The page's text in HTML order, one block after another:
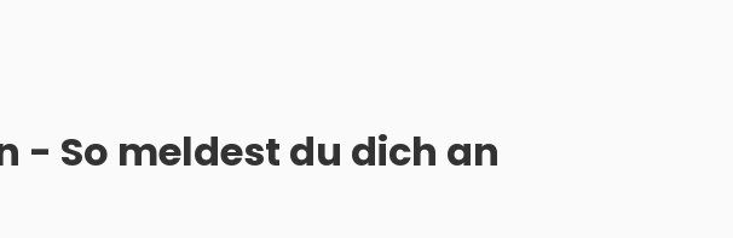
- So meldest du dich an